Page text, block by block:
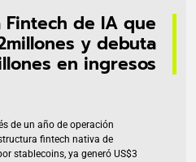
Fintech de IA que
y debuta
en ingresos
de un año de operación
fintech nativa de
stablecoins, ya generó US$3